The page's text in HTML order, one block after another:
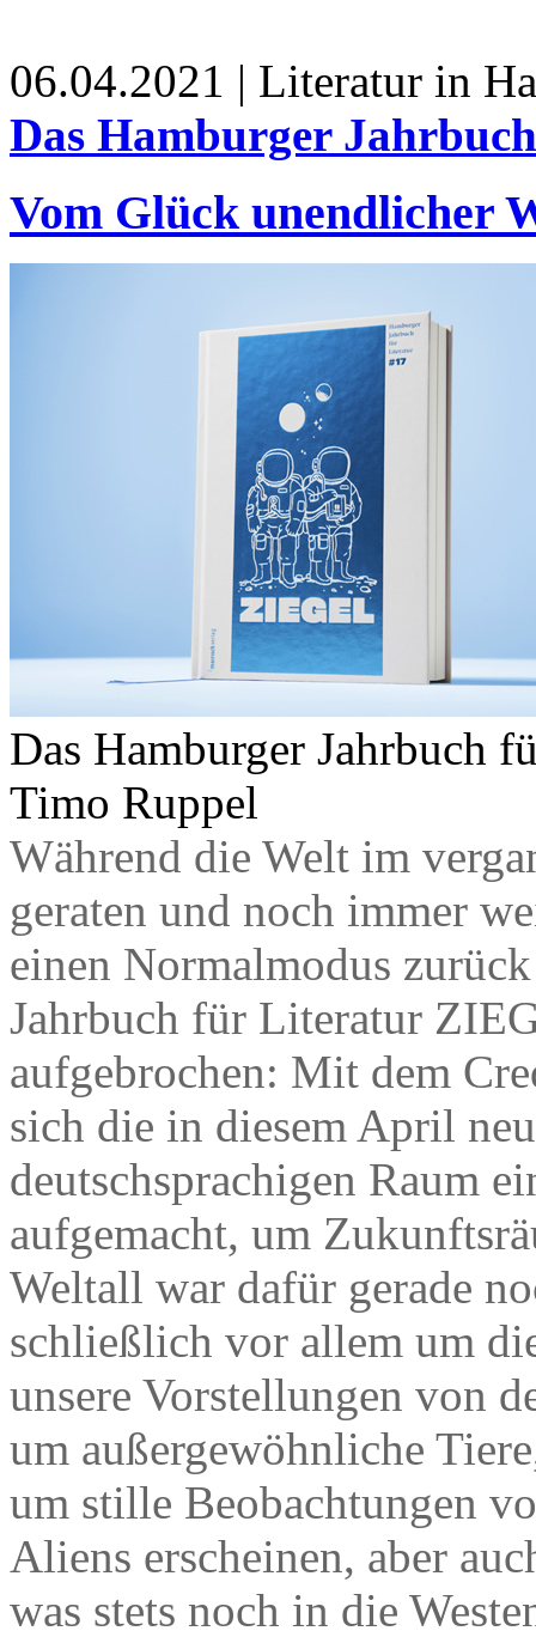
06.04.2021 | Literatur in
Das Hamburger
Vom Glück unendlicher
Das Hamburger Jahrbuch
Timo Ruppel
Während die Welt im
geraten und noch immer
einen Normalmodus
Jahrbuch für Literatur
aufgebrochen: Mit dem
sich die in diesem April
deutschsprachigen Raum
aufgemacht, um
Weltall war dafür gerade
schließlich vor allem um
unsere Vorstellungen von
um außergewöhnliche
um stille Beobachtungen
Aliens erscheinen, aber
was stets noch in die